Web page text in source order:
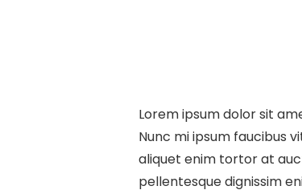
Lorem ipsum dolor sit
Nunc mi ipsum faucibus
aliquet enim tortor at
pellentesque dignissim